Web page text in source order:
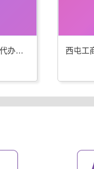
公司注册 年检 西屯工商代办更专业